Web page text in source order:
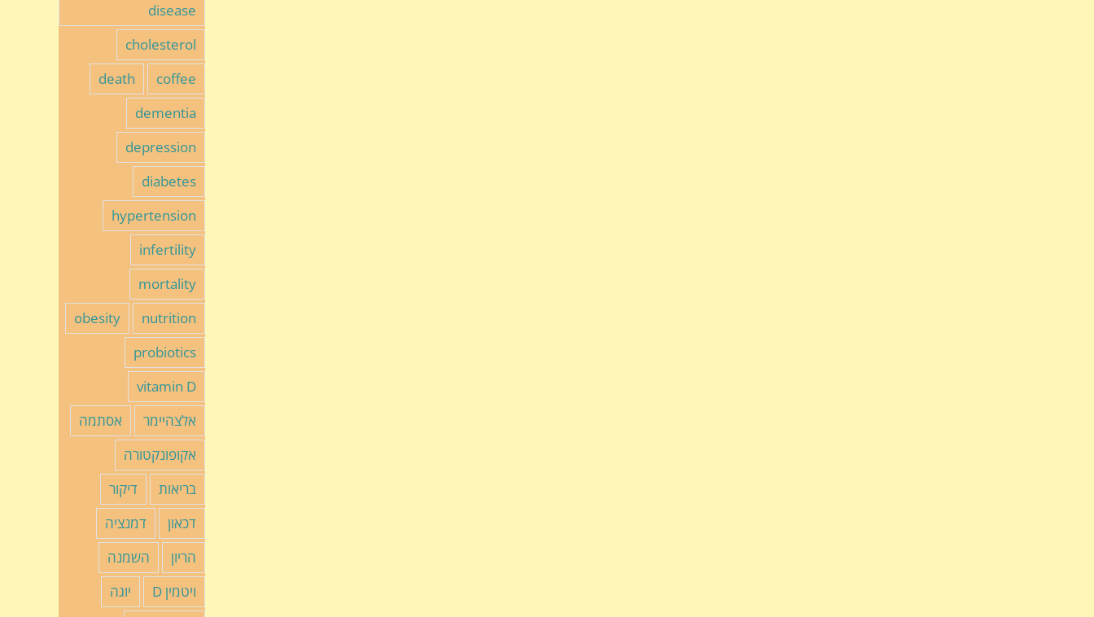
disease
cholesterol
coffee
death
dementia
depression
diabetes
hypertension
infertility
mortality
nutrition
obesity
probiotics
vitamin D
אלצהיימר
אסתמה
אקופונקטורה
בריאות
דיקור
דכאון
דמנציה
הריון
השמנה
ויטמין D
יוגה